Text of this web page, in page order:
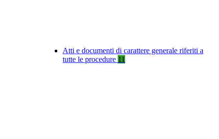
Atti e documenti di carattere generale riferiti a
tutte le procedure 11